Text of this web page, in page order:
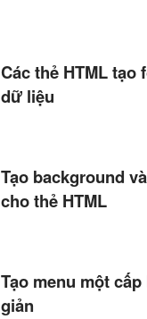
Các thẻ HTML tạo
dữ liệu
Tạo background
cho thẻ HTML
Tạo menu một
giản